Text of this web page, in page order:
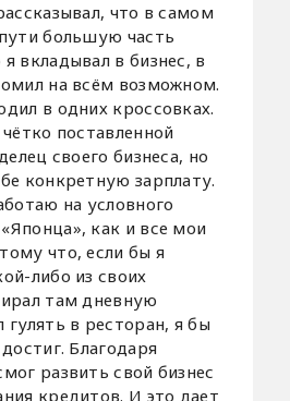
что в самом
большую часть
я вкладывал в бизнес, в
на всём возможном.
в одних кроссовках.
поставленной
своего бизнеса, но
конкретную зарплату.
на условного
как и все мои
что, если бы я
либо из своих
там дневную
гулять в ресторан, я бы
Благодаря
развить свой бизнес
кредитов. И это дает